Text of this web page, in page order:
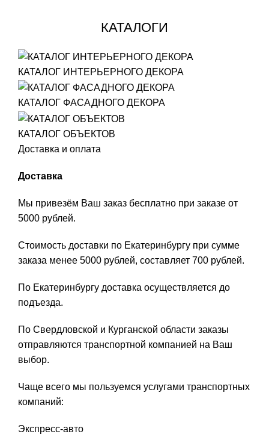
КАТАЛОГИ
КАТАЛОГ ИНТЕРЬЕРНОГО ДЕКОРА
КАТАЛОГ ФАСАДНОГО ДЕКОРА
КАТАЛОГ ОБЪЕКТОВ
Доставка и оплата
Доставка
Мы привезём Ваш заказ бесплатно при заказе от
5000 рублей.
Стоимость доставки по Екатеринбургу при сумме
заказа менее 5000 рублей, составляет 700 рублей.
По Екатеринбургу доставка осуществляется до
подъезда.
По Свердловской и Курганской области заказы
отправляются транспортной компанией на Ваш
выбор.
Чаще всего мы пользуемся услугами транспортных
компаний:
Экспресс-авто